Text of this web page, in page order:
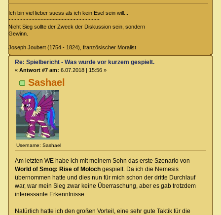
Ich bin viel lieber suess als ich kein Esel sein will...
~~~~~~~~~~~~~~~~~~~~~~~~~~~~~~~
Nicht Sieg sollte der Zweck der Diskussion sein, sondern
Gewinn.
Joseph Joubert (1754 - 1824), französischer Moralist
Sashael
Username: Sashael
Re: Spielbericht - Was wurde vor kurzem gespielt.
« Antwort #7 am: 6.07.2018 | 15:56 »
Am letzten WE habe ich mit meinem Sohn das erste Szenario von
World of Smog: Rise of Molochgespielt. Da ich die Nemesis
übernommen hatte und dies nun für mich schon der dritte Durchlauf
war, war mein Sieg zwar keine Überraschung, aber es gab trotzdem
interessante Erkenntnisse.
Natürlich hatte ich den großen Vorteil, eine sehr gute Taktik für die